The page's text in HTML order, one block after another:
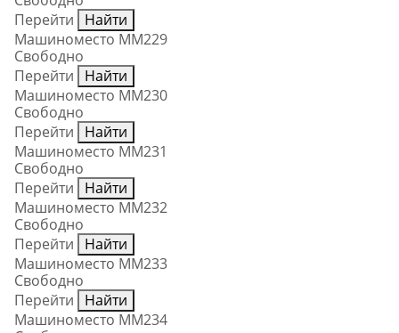
Перейти
Найти
Машиноместо ММ229
Свободно
Перейти
Найти
Машиноместо ММ230
Свободно
Перейти
Найти
Машиноместо ММ231
Свободно
Перейти
Найти
Машиноместо ММ232
Свободно
Перейти
Найти
Машиноместо ММ233
Свободно
Перейти
Найти
Машиноместо ММ234